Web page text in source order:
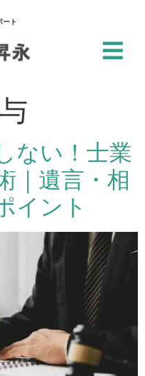
ート
ない！士業
｜遺言・相
イント
設定 閉じる
ダー
で読み上げ
読み上げ
ド
ードを表示
作ハイライト
要素を強調表示